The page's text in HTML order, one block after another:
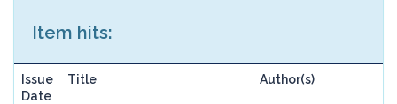
Item hits:
Issue
Date
Title Author(s)